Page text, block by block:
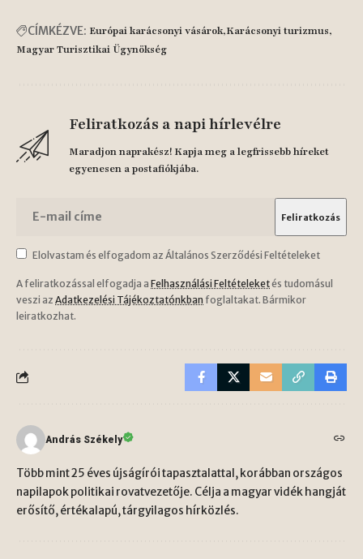
CÍMKÉZVE: Európai karácsonyi vásárok Karácsonyi turizmus
Magyar Turisztikai Ügynökség
Feliratkozás a napi hírlevélre
Maradjon naprakész! Kapja meg a legfrissebb híreket
egyenesen a postafiókjába.
Elolvastam és elfogadom az Általános Szerződési Feltételeket
A feliratkozással elfogadja a Felhasználási Feltételeketés tudomásul
veszi az Adatkezelési Tájékoztatónkban foglaltakat. Bármikor
leiratkozhat.
András Székely
Több mint 25 éves újságírói tapasztalattal, korábban országos
napilapok politikai rovatvezetője. Célja a magyar vidék hangját
erősítő, értékalapú, tárgyilagos hírközlés.